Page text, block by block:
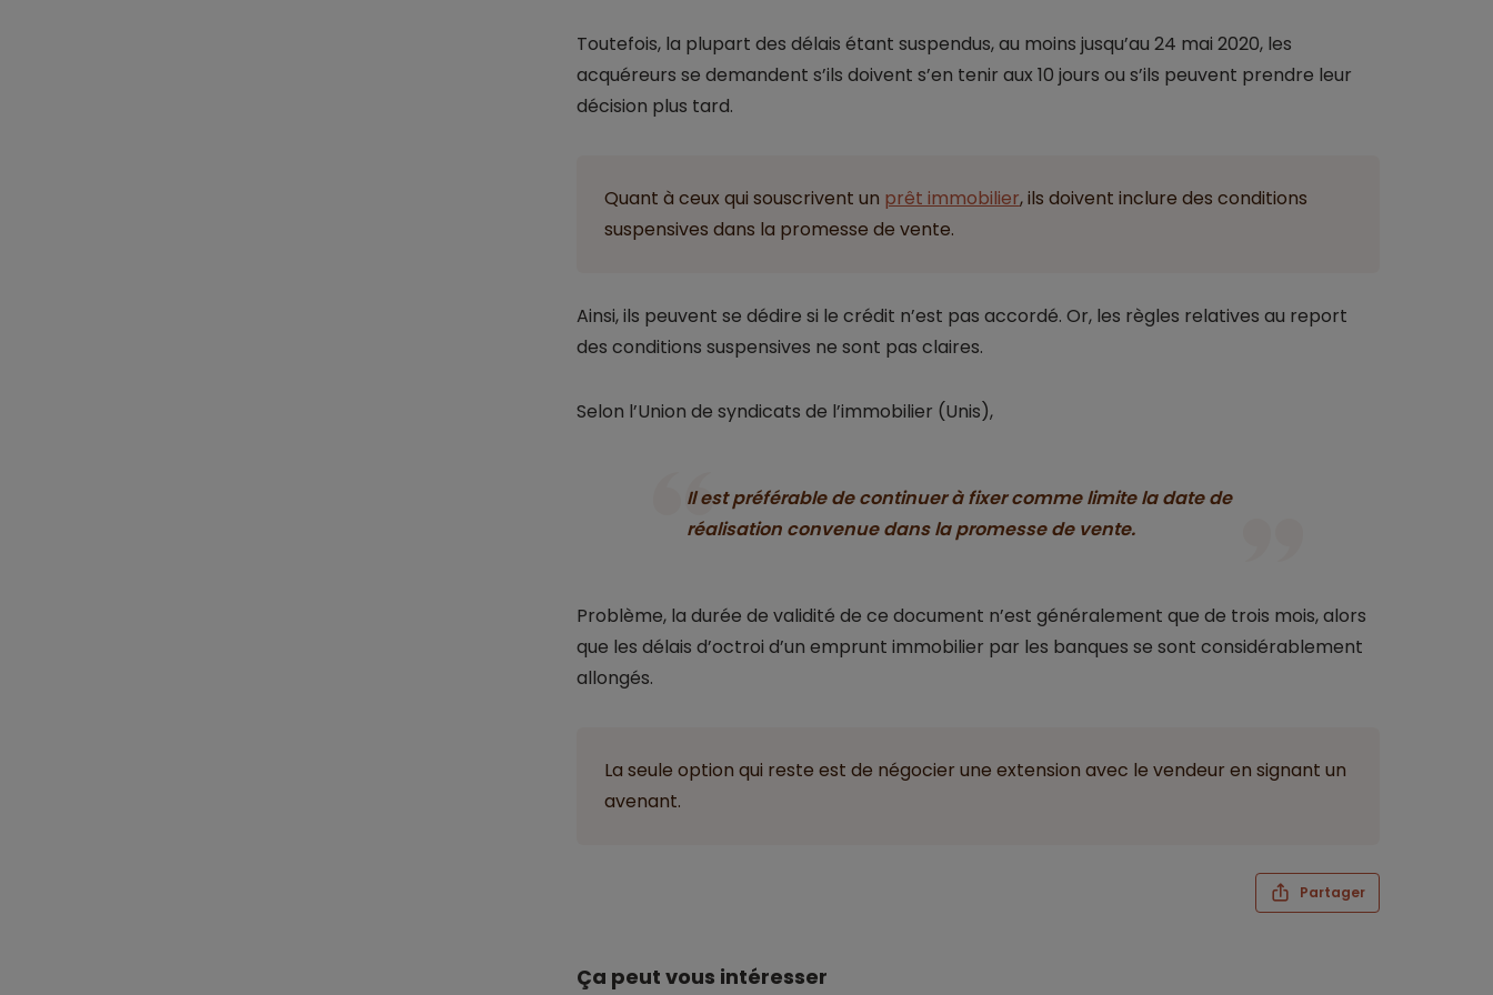
Toutefois, la plupart des délais étant suspendus, au moins jusqu’au 24 mai 2020, les
acquéreurs se demandent s’ils doivent s’en tenir aux 10 jours ou s’ils peuvent prendre leur
décision plus tard.
Quant à ceux qui souscrivent un prêt immobilier, ils doivent inclure des conditions
suspensives dans la promesse de vente.
Ainsi, ils peuvent se dédire si le crédit n’est pas accordé. Or, les règles relatives au report
des conditions suspensives ne sont pas claires.
Selon l’Union de syndicats de l’immobilier (Unis),
Il est préférable de continuer à fixer comme limite la date de
réalisation convenue dans la promesse de vente.
Problème, la durée de validité de ce document n’est généralement que de trois mois, alors
que les délais d’octroi d’un emprunt immobilier par les banques se sont considérablement
allongés.
La seule option qui reste est de négocier une extension avec le vendeur en signant un
avenant.
Partager
Ça peut vous intéresser